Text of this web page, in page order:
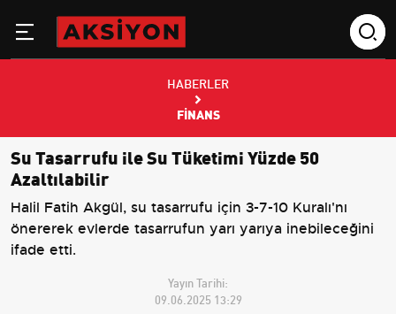
HABERLER
FINANS
Su Tasarrufu ile Su Tüketimi Yüzde 50
Azaltılabilir
Halil Fatih Akgül, su tasarrufu için 3-7-10 Kuralı'nı
önererek evlerde tasarrufun yarı yarıya inebileceğini
ifade etti.
Yayın Tarihi:
09.06.2025 13:29